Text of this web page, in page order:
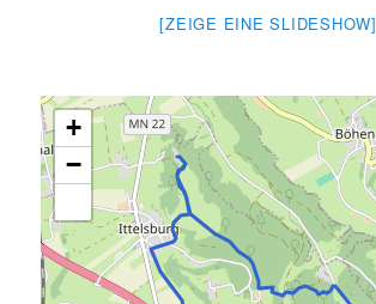
[ZEIGE EINE SLIDESHOW]
+
−